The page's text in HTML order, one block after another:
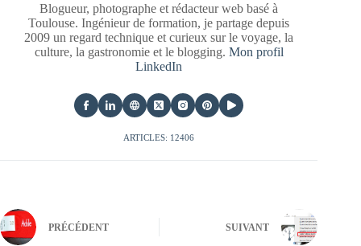
Blogueur, photographe et rédacteur web basé à
Toulouse. Ingénieur de formation, je partage depuis
2009 un regard technique et curieux sur le voyage, la
culture, la gastronomie et le blogging. Mon profil
LinkedIn
ARTICLES: 12406
PRÉCÉDENT SUIVANT